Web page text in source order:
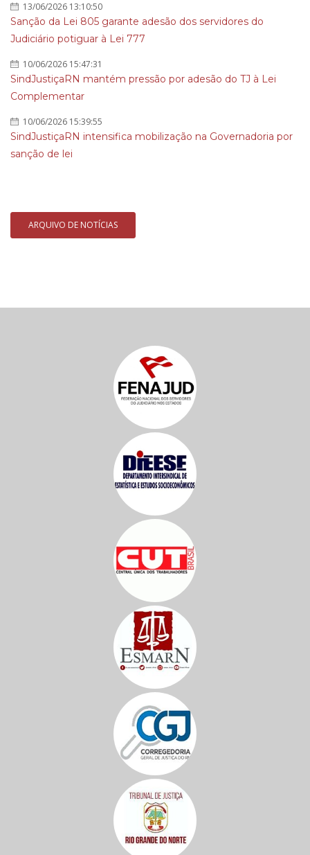
13/06/2026 13:10:50
Sanção da Lei 805 garante adesão dos servidores do
Judiciário potiguar à Lei 777
10/06/2026 15:47:31
SindJustiçaRN mantém pressão por adesão do TJ à Lei
Complementar
10/06/2026 15:39:55
SindJustiçaRN intensifica mobilização na Governadoria por
sanção de lei
ARQUIVO DE NOTÍCIAS